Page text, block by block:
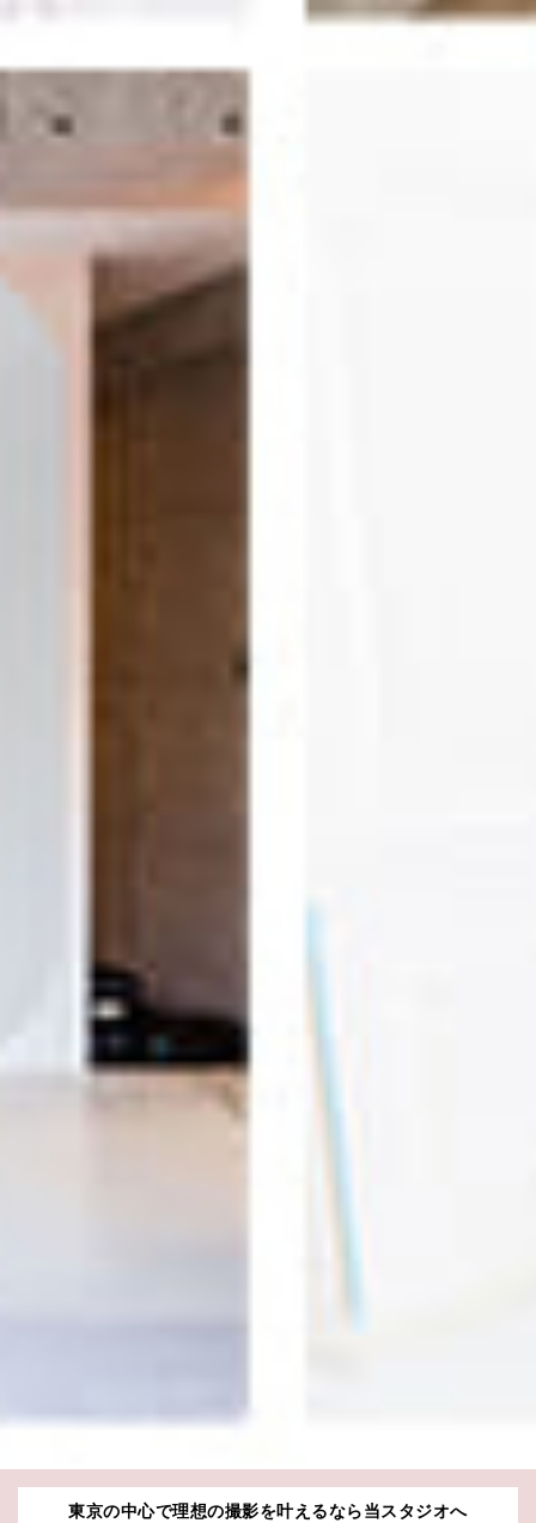
東京の中心で理想の撮影を叶えるなら当スタジオへ